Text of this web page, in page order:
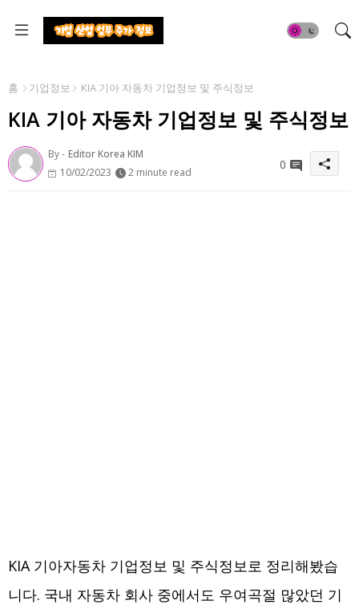
홈 기업정보 KIA 기아 자동차 기업정보 및 주식정보
KIA 기아 자동차 기업정보 및 주식정보
By - Editor Korea KIM
10/02/2023
2 minute read
0
KIA 기아자동차 기업정보 및 주식정보로 정리해봤습
니다. 국내 자동차 회사 중에서도 우여곡절 많았던 기